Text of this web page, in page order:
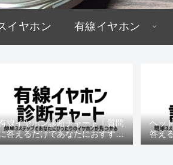
イヤホン 有線イヤホン
線イヤホン診断チャート｜質問
答えるだけであなたにおすすめ
の機種がわかる
ヘッ
答え